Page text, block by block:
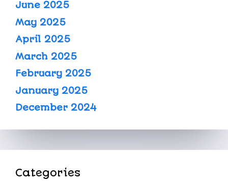
June 2025
May 2025
April 2025
March 2025
February 2025
January 2025
December 2024
Categories